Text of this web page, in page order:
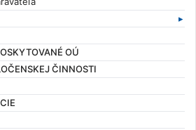
OÚ
ČINNOSTI